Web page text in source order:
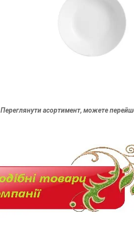
Переглянути асортимент, можете